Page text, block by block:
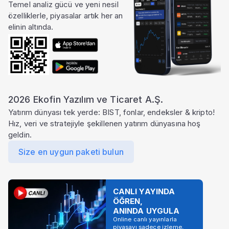
Temel analiz gücü ve yeni nesil
özelliklerle, piyasalar artık her an
elinin altında.
2026 Ekofin Yazılım ve Ticaret A.Ş.
Yatırım dünyası tek yerde: BIST, fonlar, endeksler & kripto!
Hız, veri ve stratejiyle şekillenen yatırım dünyasına hoş
geldin.
Size en uygun paketi bulun
CANLI YAYINDA
ÖĞREN,
ANINDA UYGULA
Online canlı yayınlarla
piyasayı sadece izleme,